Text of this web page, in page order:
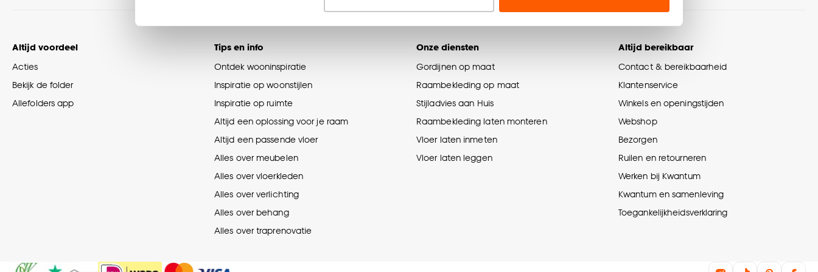
Klik op ‘Ja, alles toestaan’ om gebruik te maken van alle cookies, of klik op ‘weigeren’ om alleen de
noodzakelijke cookies te accepteren. Je kunt er ook voor kiezen om bepaalde cookies wel of niet te
accepteren door op ‘Cookies aanpassen’ te klikken.
Goed om te weten is dat je deze keuze altijd nog kan aanpassen, bekijk hiervoor onze cookieverklaring.
Altijd voordeel
Acties
Bekijk de folder
Allefolders app
Tips en info
Ontdek wooninspiratie
Inspiratie op woonstijlen
Inspiratie op ruimte
Altijd een oplossing voor je raam
Altijd een passende vloer
Alles over meubelen
Alles over vloerkleden
Alles over verlichting
Alles over behang
Alles over traprenovatie
Onze diensten
Gordijnen op maat
Raambekleding op maat
Stijladvies aan Huis
Raambekleding laten monteren
Vloer laten inmeten
Vloer laten leggen
Altijd bereikbaar
Contact & bereikbaarheid
Klantenservice
Winkels en openingstijden
Webshop
Bezorgen
Ruilen en retourneren
Werken bij Kwantum
Kwantum en samenleving
Toegankelijkheidsverklaring